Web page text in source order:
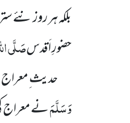
بلکہ ہر روز نئے
حضورِ اَقدسصَلَّی
حدیث
وَسَلَّمَنے معراج